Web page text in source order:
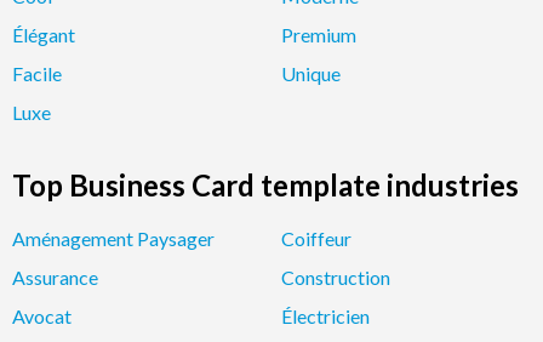
Élégant
Facile
Luxe
Premium
Unique
Top Business Card template industries
Aménagement Paysager
Assurance
Avocat
Coiffeur
Construction
Électricien